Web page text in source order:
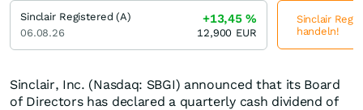
Sinclair, Inc. (Nasdaq: SBGI) announced that its Board
of Directors has declared a quarterly cash dividend of
Sinclair Registered (A)
06.08.26
+13,45%
12,900 EUR
Sinclair
handeln!